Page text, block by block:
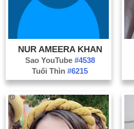
NUR AMEERA KHAN
Sao YouTube #4538
Tuổi Thìn#6215